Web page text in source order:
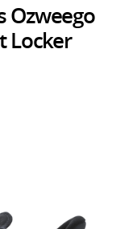
Ozweego
Locker